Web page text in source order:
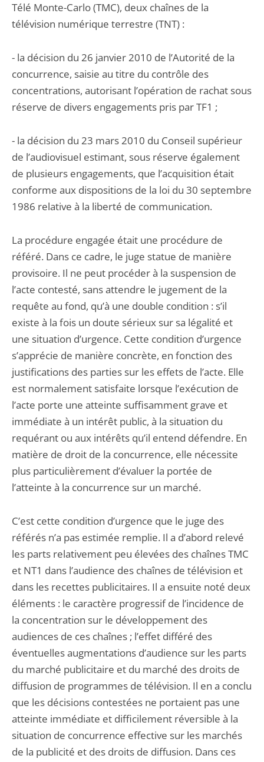
Télé Monte-Carlo (TMC), deux chaînes de la
télévision numérique terrestre (TNT) :
- la décision du 26 janvier 2010 de l’Autorité de la
concurrence, saisie au titre du contrôle des
concentrations, autorisant l’opération de rachat sous
réserve de divers engagements pris par TF1 ;
- la décision du 23 mars 2010 du Conseil supérieur
de l’audiovisuel estimant, sous réserve également
de plusieurs engagements, que l’acquisition était
conforme aux dispositions de la loi du 30 septembre
1986 relative à la liberté de communication.
La procédure engagée était une procédure de
référé. Dans ce cadre, le juge statue de manière
provisoire. Il ne peut procéder à la suspension de
l’acte contesté, sans attendre le jugement de la
requête au fond, qu’à une double condition : s’il
existe à la fois un doute sérieux sur sa légalité et
une situation d’urgence. Cette condition d’urgence
s’apprécie de manière concrète, en fonction des
justifications des parties sur les effets de l’acte. Elle
est normalement satisfaite lorsque l’exécution de
l’acte porte une atteinte suffisamment grave et
immédiate à un intérêt public, à la situation du
requérant ou aux intérêts qu’il entend défendre. En
matière de droit de la concurrence, elle nécessite
plus particulièrement d’évaluer la portée de
l’atteinte à la concurrence sur un marché.
C’est cette condition d’urgence que le juge des
référés n’a pas estimée remplie. Il a d’abord relevé
les parts relativement peu élevées des chaînes TMC
et NT1 dans l’audience des chaînes de télévision et
dans les recettes publicitaires. Il a ensuite noté deux
éléments : le caractère progressif de l’incidence de
la concentration sur le développement des
audiences de ces chaînes ; l’effet différé des
éventuelles augmentations d’audience sur les parts
du marché publicitaire et du marché des droits de
diffusion de programmes de télévision. Il en a conclu
que les décisions contestées ne portaient pas une
atteinte immédiate et difficilement réversible à la
situation de concurrence effective sur les marchés
de la publicité et des droits de diffusion. Dans ces